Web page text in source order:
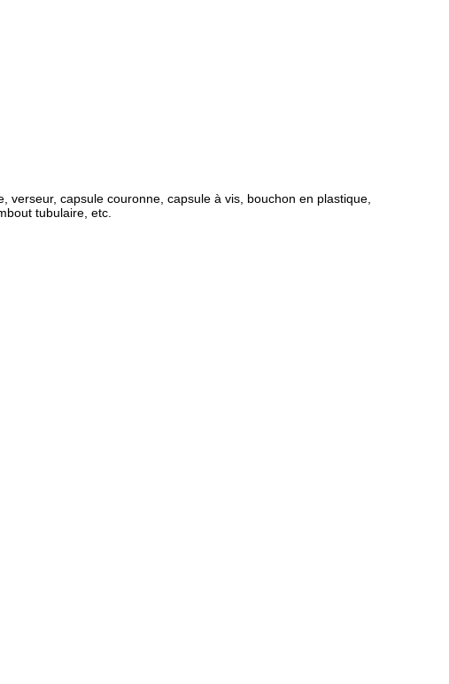
capsule couronne, capsule à vis, bouchon en plastique,
tubulaire, etc.